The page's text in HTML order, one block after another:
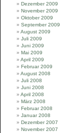
Dezember 2009
November 2009
Oktober 2009
September 2009
August 2009
Juli 2009
Juni 2009
Mai 2009
April 2009
Februar 2009
August 2008
Juli 2008
Juni 2008
April 2008
März 2008
Februar 2008
Januar 2008
Dezember 2007
November 2007